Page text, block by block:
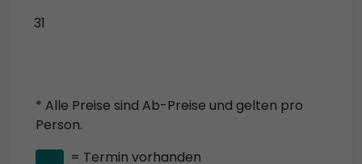
31
* Alle Preise sind Ab-Preise und gelten pro
Person.
= Termin vorhanden